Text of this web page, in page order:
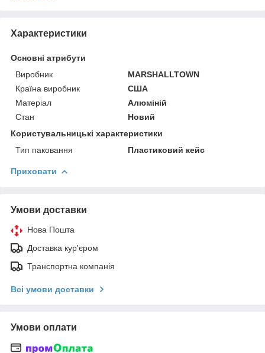
Характеристики
Основні атрибути
Виробник
MARSHALLTOWN
Країна виробник
США
Матеріал
Алюміній
Стан
Новий
Користувальницькі характеристики
Тип паковання
Пластиковий кейс
Приховати
Умови доставки
Нова Пошта
Доставка кур'єром
Транспортна компанія
Всі умови доставки
Умови оплати